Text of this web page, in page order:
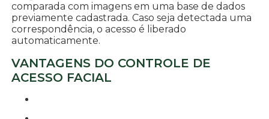
comparada com imagens em uma base de dados
previamente cadastrada. Caso seja detectada uma
correspondência, o acesso é liberado
automaticamente.
VANTAGENS DO CONTROLE DE
ACESSO FACIAL